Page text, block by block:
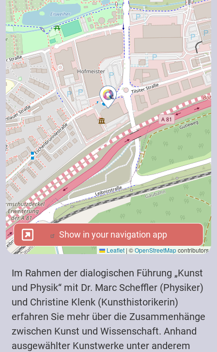
Leaflet | ©OpenStreetMapcontributors
Show in your navigation app
Show in your navigation app
Im Rahmen der dialogischen Führung „Kunst
und Physik“ mit Dr. Marc Scheffler (Physiker)
und Christine Klenk (Kunsthistorikerin)
erfahren Sie mehr über die Zusammenhänge
zwischen Kunst und Wissenschaft. Anhand
ausgewählter Kunstwerke unter anderem